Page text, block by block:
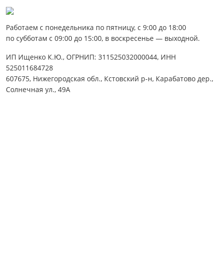
Работаем с понедельника по пятницу, с 9:00 до 18:00
по субботам с 09:00 до 15:00, в воскресенье — выходной.
ИП Ищенко К.Ю., ОГРНИП: 311525032000044, ИНН
525011684728
607675, Нижегородская обл., Кстовский р-н, Карабатово дер.,
Солнечная ул., 49А